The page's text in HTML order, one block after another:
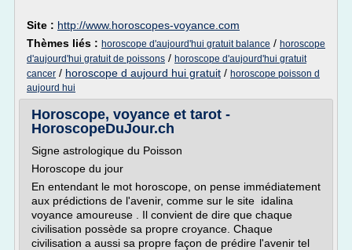
Site : http://www.horoscopes-voyance.com
Thèmes liés : horoscope d'aujourd'hui gratuit balance / horoscope
d'aujourd'hui gratuit de poissons / horoscope d'aujourd'hui gratuit
cancer / horoscope d aujourd hui gratuit / horoscope poisson d
aujourd hui
Horoscope, voyance et tarot -
HoroscopeDuJour.ch
Signe astrologique du Poisson
Horoscope du jour
En entendant le mot horoscope, on pense immédiatement
aux prédictions de l'avenir, comme sur le site idalina
voyance amoureuse . Il convient de dire que chaque
civilisation possède sa propre croyance. Chaque
civilisation a aussi sa propre façon de prédire l'avenir tel